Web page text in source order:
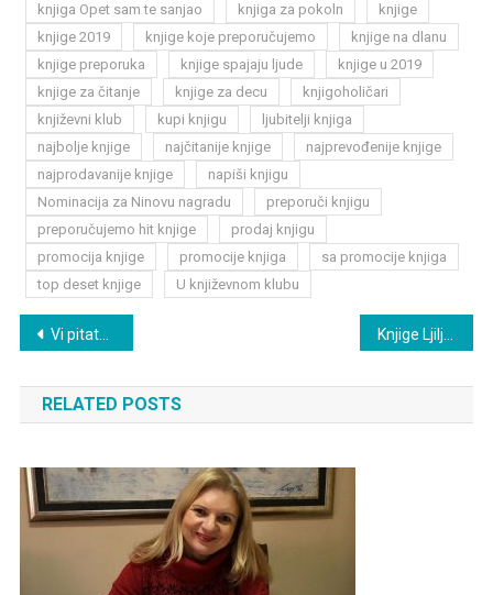
knjiga Opet sam te sanjao
knjiga za pokoln
knjige
knjige 2019
knjige koje preporučujemo
knjige na dlanu
knjige preporuka
knjige spajaju ljude
knjige u 2019
knjige za čitanje
knjige za decu
knjigoholičari
književni klub
kupi knjigu
ljubitelji knjiga
najbolje knjige
najčitanije knjige
najprevođenije knjige
najprodavanije knjige
napiši knjigu
Nominacija za Ninovu nagradu
preporuči knjigu
preporučujemo hit knjige
prodaj knjigu
promocija knjige
promocije knjiga
sa promocije knjiga
top deset knjige
U književnom klubu
Post
navigation
Vi pitate – ja odgovaram (2) Knjige Ljiljane Šarac na Sajmu knjiga u Nišu
RELATED POSTS